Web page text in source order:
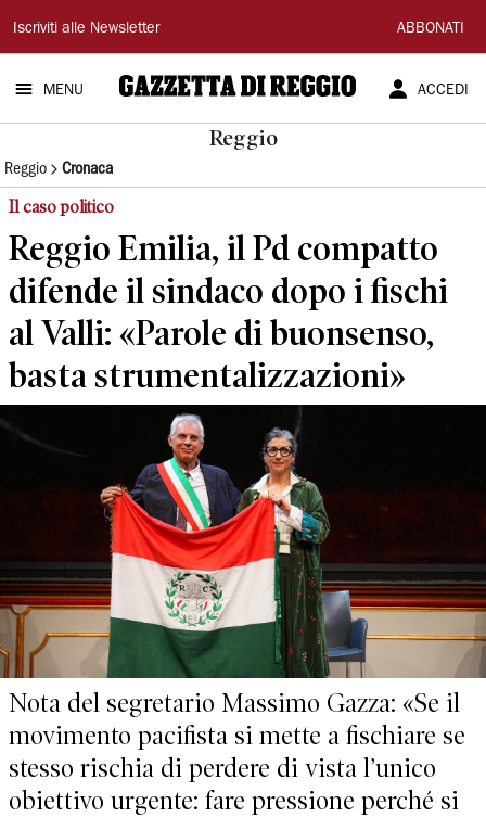
Gazzetta
di
Reggio
Iscriviti alle Newsletter ABBONATI
MENU ACCEDI
Reggio
Reggio Cronaca
Il caso politico
Reggio Emilia, il Pd compatto
difende il sindaco dopo i fischi
al Valli: «Parole di buonsenso,
basta strumentalizzazioni»
Nota del segretario Massimo Gazza: «Se il
movimento pacifista si mette a fischiare se
stesso rischia di perdere di vista l’unico
obiettivo urgente: fare pressione perché si